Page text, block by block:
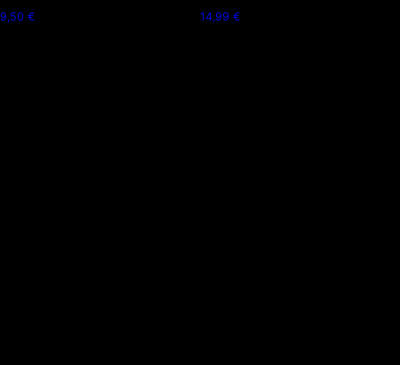
9,50 € 14,99 €